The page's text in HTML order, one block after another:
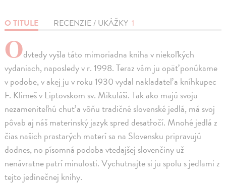
O TITULE RECENZIE / UKÁŽKY 1
Odvtedy vyšla táto mimoriadna kniha v niekoľkých
vydaniach, naposledy v r. 1998. Teraz vám ju opäť ponúkame
v podobe, v akej ju v roku 1930 vydal nakladateľ a kníhkupec
F. Klimeš v Liptovskom sv. Mikuláši. Tak ako majú svoju
nezameniteľnú chuť a vôňu tradičné slovenské jedlá, má svoj
pôvab aj náš materinský jazyk spred desaťročí. Mnohé jedlá z
čias našich prastarých materí sa na Slovensku pripravujú
dodnes, no písomná podoba vtedajšej slovenčiny už
nenávratne patrí minulosti. Vychutnajte si ju spolu s jedlami z
tejto jedinečnej knihy.